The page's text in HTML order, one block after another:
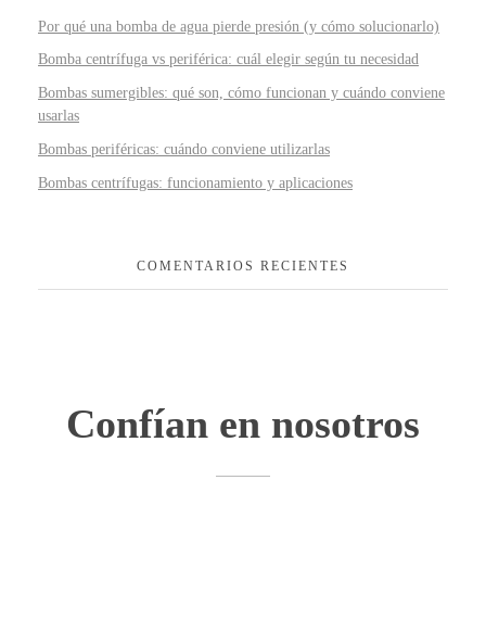
Por qué una bomba de agua pierde presión (y cómo solucionarlo)
Bomba centrífuga vs periférica: cuál elegir según tu necesidad
Bombas sumergibles: qué son, cómo funcionan y cuándo conviene
usarlas
Bombas periféricas: cuándo conviene utilizarlas
Bombas centrífugas: funcionamiento y aplicaciones
COMENTARIOS RECIENTES
Confían en nosotros